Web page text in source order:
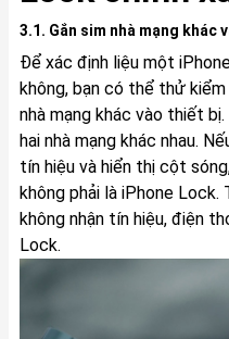
3.1. Gắn sim nhà mạng khác
Để xác định liệu một
không, bạn có thể thử
nhà mạng khác vào thiết
hai nhà mạng khác nhau.
tín hiệu và hiển thị cột
không phải là iPhone Lock.
không nhận tín hiệu, điện
Lock.